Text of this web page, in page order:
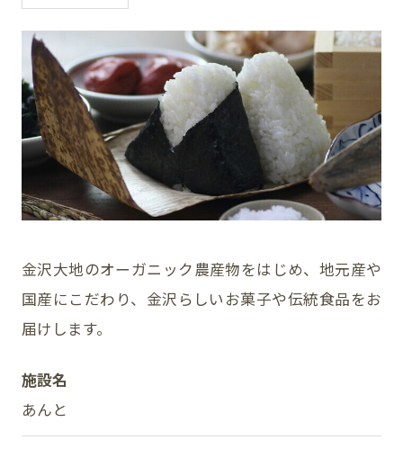
ショップニュース
イベント
アクセス・パーキング
館内サービス
スタッフ募集
金沢大地のオーガニック農産物をはじめ、地元産や
国産にこだわり、金沢らしいお菓子や伝統食品をお
届けします。
施設名
あんと